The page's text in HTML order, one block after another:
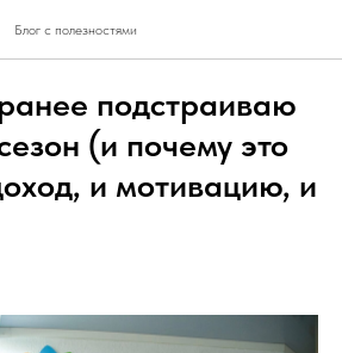
Блог с полезностями
подстраиваю
(и почему это
и мотивацию, и